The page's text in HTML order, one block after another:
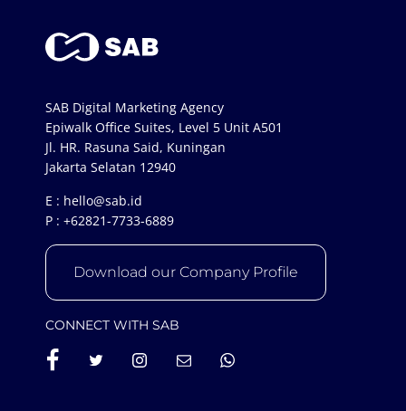
SAB Digital Marketing Agency
Epiwalk Office Suites, Level 5 Unit A501
Jl. HR. Rasuna Said, Kuningan
Jakarta Selatan 12940
E : hello@sab.id
P : +62821-7733-6889
Download our Company Profile
CONNECT WITH SAB